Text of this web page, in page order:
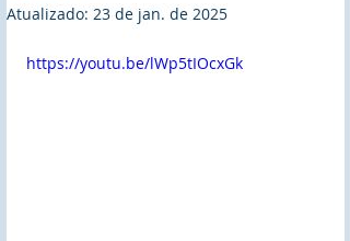
Atualizado: 23 de jan. de 2025
https://youtu.be/lWp5tIOcxGk